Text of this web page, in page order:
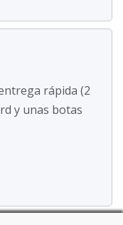
rápida (2
y unas botas